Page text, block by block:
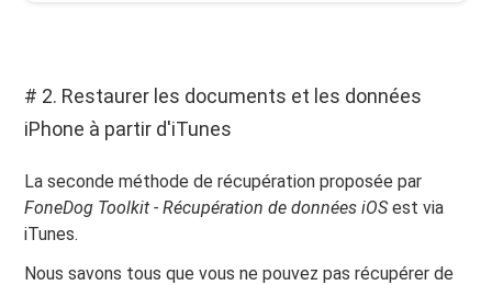
# 2. Restaurer les documents et les données
iPhone à partir d'iTunes
La seconde méthode de récupération proposée par
FoneDog Toolkit - Récupération de données iOSest via
iTunes.
Nous savons tous que vous ne pouvez pas récupérer de